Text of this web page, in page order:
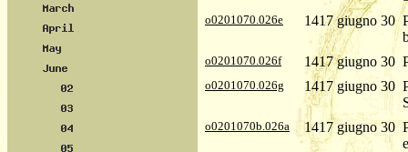
o0201070.026e 1417 giugno 30
o0201070.026f 1417 giugno 30
o0201070.026g 1417 giugno 30
o0201070b.026a 1417 giugno 30